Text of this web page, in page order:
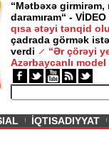
“Mətbəxə girmirəm,
daramıram“ - VİDEO
qısa ətəyi tənqid
çadrada görmək
verdi
“Ər çörəyi
Azərbaycanlı model
İQTISADIYYAT